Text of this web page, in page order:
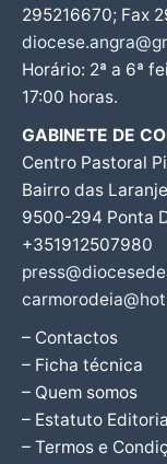
295216670; Fax
Horário: 2ª a 6ª
17:00 horas.
GABINETE DE
Centro Pastoral
Bairro das
9500-294 Ponta
+351912507980
– Contactos
– Ficha técnica
– Quem somos
– Estatuto
– Termos e